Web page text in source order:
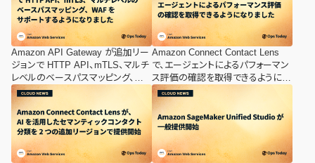
Amazon API Gateway が追加リー
ジョンで HTTP API、mTLS、マルチ
レベルのベースパスマッピング、
WAF をサポートするようになりまし
た
Amazon Connect Contact Lens
で、エージェントによるパフォーマン
ス評価の確認を取得できるようにな
りました